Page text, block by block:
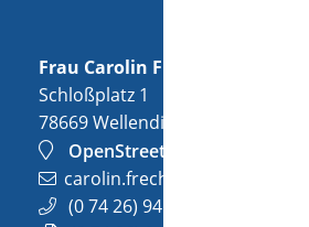
Frau Carolin Frech
Schloßplatz 1
78669Wellendingen
OpenStreetMap
carolin.frech@wellendingen.de
(07426) 94